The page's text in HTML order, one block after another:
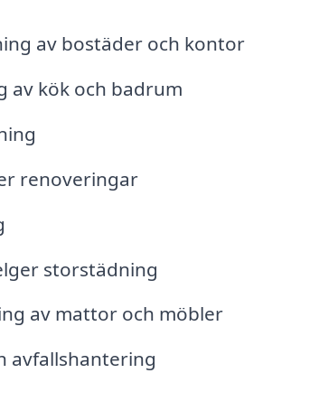
av bostäder och kontor
av kök och badrum
renoveringar
storstädning
av mattor och möbler
avfallshantering